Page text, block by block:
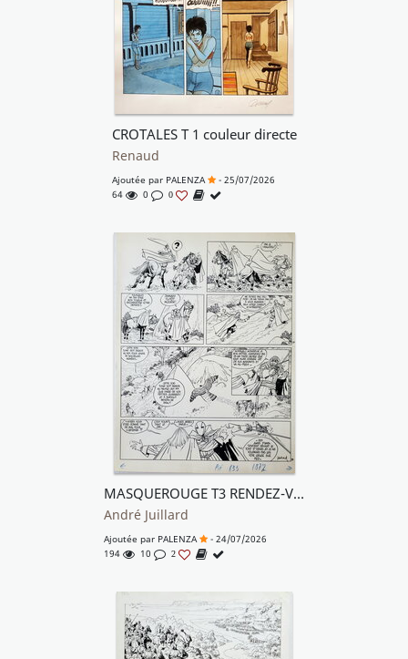
CROTALES T 1 couleur directe
Renaud
Ajoutée par PALENZA
- 25/07/2026
64
0 0
MASQUEROUGE T3 RENDEZ-VOUS A CHANTILLY
André Juillard
Ajoutée par PALENZA
- 24/07/2026
194
10 2